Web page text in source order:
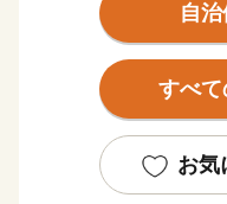
佐多岬（さたみさき
り、エジプトのカイ
上海等と同緯度上に
南大隅町は、温暖な
業が盛んで、南国特
自
すべ
お気